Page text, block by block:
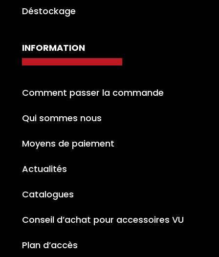
Déstockage
INFORMATION
Comment passer la commande
Qui sommes nous
Moyens de paiement
Actualités
Catalogues
Conseil d’achat pour accessoires VU
Plan d’accès